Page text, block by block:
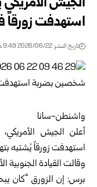
استهدفت زورقاً
تاريخ النشر: 2026/06/22 9:49 صباحًا
واشنطن-سانا
أعلن الجيش
استهدفت زورقاً يُشتبه
وقالت القيادة الجنوبية
برس: إن الزورق “كان